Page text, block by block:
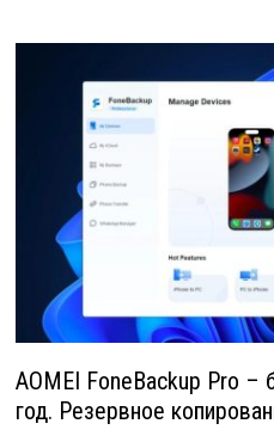
AOMEI FoneBackup Pro –
год. Резервное